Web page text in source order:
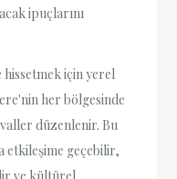
ipuçlarını
için yerel
her bölgesinde
düzenlenir. Bu
etkileşime geçebilir,